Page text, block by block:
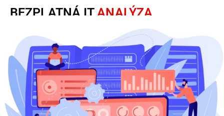
BEZPLATNÁ IT ANALÝZA